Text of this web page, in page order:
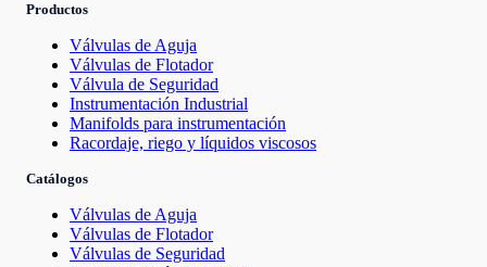
Productos
Válvulas de Aguja
Válvulas de Flotador
Válvula de Seguridad
Instrumentación Industrial
Manifolds para instrumentación
Racordaje, riego y líquidos viscosos
Catálogos
Válvulas de Aguja
Válvulas de Flotador
Válvulas de Seguridad